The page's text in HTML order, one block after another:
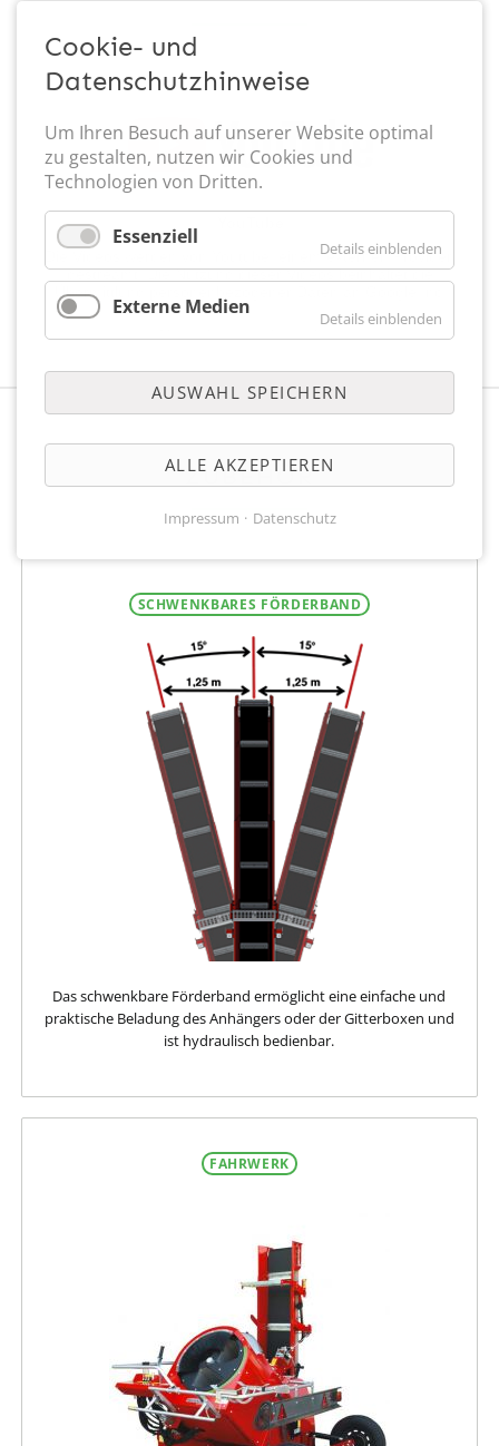
QUATROMAT / TRIOMAT TROMMELSÄGEN
ZUBEHÖR
SCHWENKBARES FÖRDERBAND
Das schwenkbare Förderband ermöglicht eine einfache und
praktische Beladung des Anhängers oder der Gitterboxen und
ist hydraulisch bedienbar.
FAHRWERK
Cookie- und
Datenschutzhinweise
Um Ihren Besuch auf unserer Website optimal
zu gestalten, nutzen wir Cookies und
Technologien von Dritten.
Essenziell Details einblenden
Externe Medien Details einblenden
AUSWAHL SPEICHERN
ALLE AKZEPTIEREN
Impressum Datenschutz